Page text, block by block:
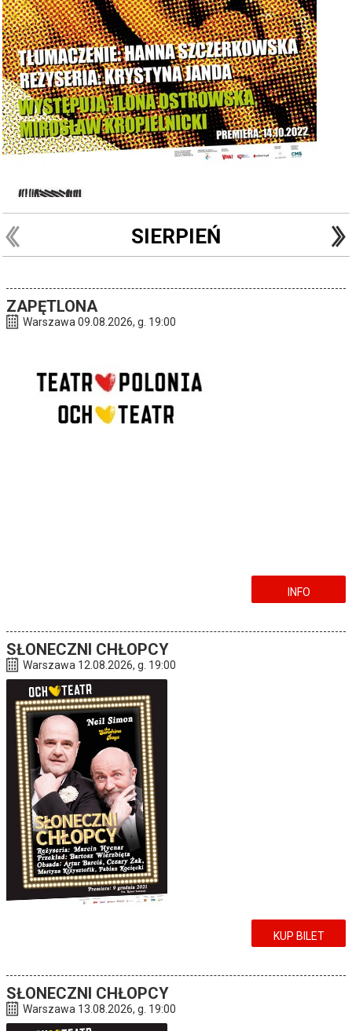
SIERPIEŃ
ZAPĘTLONA
Warszawa 09.08.2026, g. 19:00
INFO
SŁONECZNI CHŁOPCY
Warszawa 12.08.2026, g. 19:00
KUP BILET
SŁONECZNI CHŁOPCY
Warszawa 13.08.2026, g. 19:00